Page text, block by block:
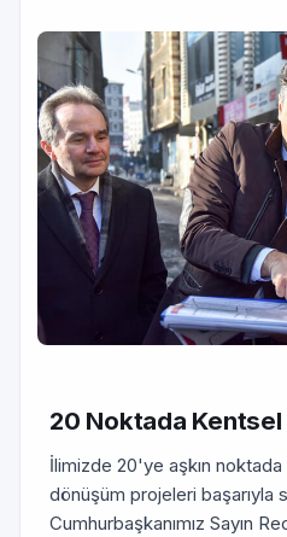
20 Noktada Kentsel
İlimizde 20'ye aşkın
dönüşüm projeleri başarıyla
Cumhurbaşkanımız Sayın